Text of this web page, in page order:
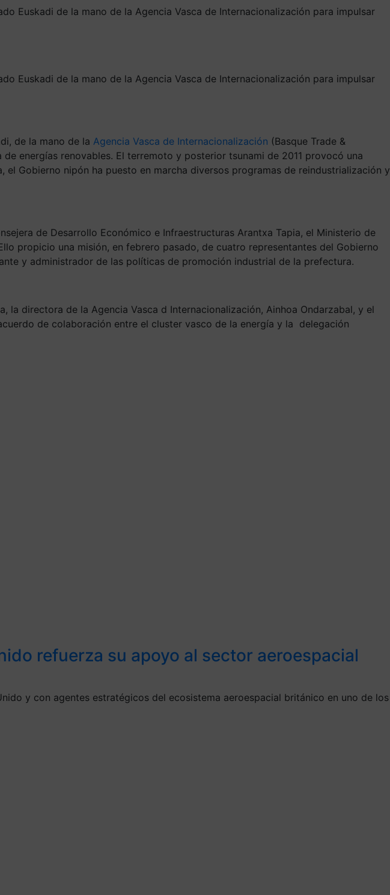
Euskadi de la mano de la Agencia Vasca de Internacionalización para impulsar
Euskadi de la mano de la Agencia Vasca de Internacionalización para impulsar
de la mano de la Agencia Vasca de Internacionalización (Basque Trade &
energías renovables. El terremoto y posterior tsunami de 2011 provocó una
Gobierno nipón ha puesto en marcha diversos programas de reindustrialización y
de Desarrollo Económico e Infraestructuras Arantxa Tapia, el Ministerio de
propicio una misión, en febrero pasado, de cuatro representantes del Gobierno
y administrador de las políticas de promoción industrial de la prefectura.
directora de la Agencia Vasca d Internacionalización, Ainhoa Ondarzabal, y el
de colaboración entre el cluster vasco de la energía y la delegación
refuerza su apoyo al sector aeroespacial
y con agentes estratégicos del ecosistema aeroespacial británico en uno de los